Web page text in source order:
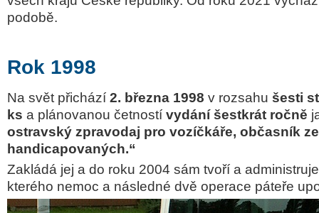
podobě.
Rok 1998
Na svět přichází 2. března 1998 v rozsahu šesti
ks a plánovanou četností vydání šestkrát ročně
ostravský zpravodaj pro vozíčkáře, občasník
handicapovaných.“
Zakládá jej a do roku 2004 sám tvoří a
kterého nemoc a následné dvě operace páteře